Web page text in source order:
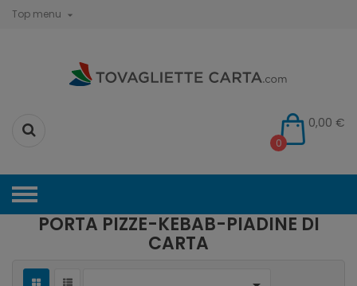
Top menu 
0,00 €
0
PORTA PIZZE-KEBAB-PIADINE DI
CARTA